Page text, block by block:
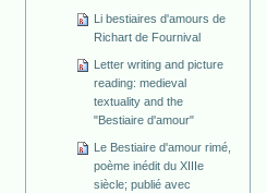
Li bestiaires d'amours de
Richart de Fournival
Letter writing and picture
reading: medieval
textuality and the
"Bestiaire d'amour"
Le Bestiaire d'amour rimé,
poème inédit du XIIIe
siècle; publié avec